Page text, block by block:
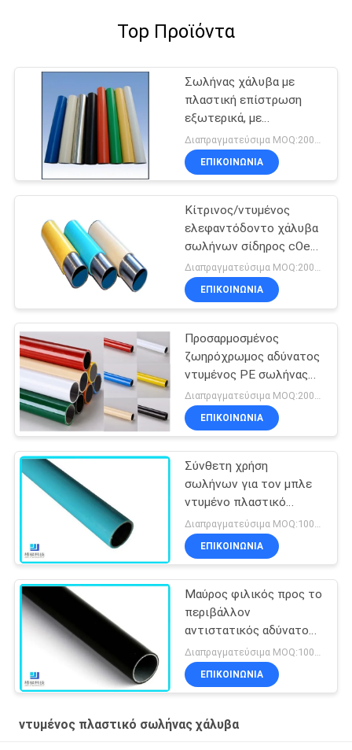
Top Προϊόντα
Σωλήνας χάλυβα με
πλαστική επίστρωση
εξωτερικά, με
επίστρωση ABS / PE
ΕΠΙΚΟΙΝΩΝΊΑ
Κίτρινος/ντυμένος
ελεφαντόδοντο χάλυβα
σωλήνων σίδηρος cOem
γύρω από τη σωλήνωση
χάλυβα 19.5mm - 24mm
Διαπραγματεύσιμα MOQ:2000 μέτρα
ΕΠΙΚΟΙΝΩΝΊΑ
Προσαρμοσμένος
ζωηρόχρωμος αδύνατος
ντυμένος PE σωλήνας
4000mm χάλυβα
αντιδιαβρωτικό
Διαπραγματεύσιμα MOQ:2000 μέτρα
ΕΠΙΚΟΙΝΩΝΊΑ
Σύνθετη χρήση
σωλήνων για τον μπλε
ντυμένο πλαστικό
σωλήνα χάλυβα γραμμών
παραγωγής
Διαπραγματεύσιμα MOQ:1000 μέτρα
ΕΠΙΚΟΙΝΩΝΊΑ
Μαύρος φιλικός προς το
περιβάλλον
αντιστατικός αδύνατος
σωλήνας χάλυβα
σωλήνων ντυμένος
πλαστικό για το
ΕΠΙΚΟΙΝΩΝΊΑ
ντυμένος πλαστικό σωλήνας χάλυβα